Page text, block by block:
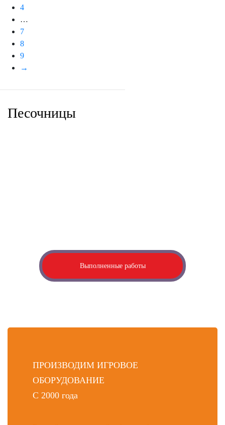
4
…
7
8
9
→
Песочницы
Выполненные работы
ПРОИЗВОДИМ ИГРОВОЕ
ОБОРУДОВАНИЕ
С 2000 года